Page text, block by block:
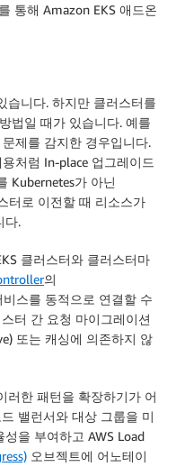
통해 Amazon EKS 애드온
습니다. 하지만 클러스터를
법일 때가 있습니다. 예를
제를 감지한 경우입니다.
용처럼 In-place 업그레이드
Kubernetes가 아닌
터로 이전할 때 리소스가
다.
클러스터와 클러스터마
의
스를 동적으로 연결할 수
터 간 요청 마이그레이션
또는 캐싱에 의존하지 않
러한 패턴을 확장하기가 어
밸런서와 대상 그룹을 미
을 부여하고 AWS Load
오브젝트에 어노테이